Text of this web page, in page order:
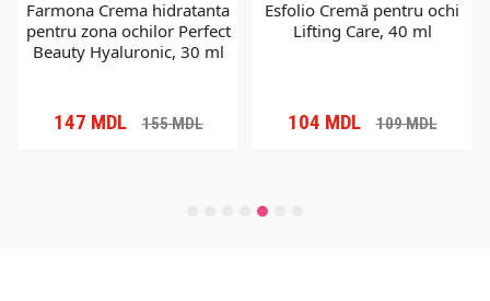
Farmona Crema hidratanta
pentru zona ochilor Perfect
Beauty Hyaluronic, 30 ml
147 MDL 155MDL
Esfolio Cremă pentru ochi
Lifting Care, 40 ml
104 MDL 109MDL